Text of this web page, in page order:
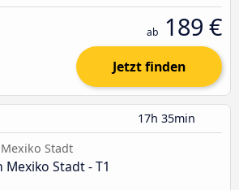
ab 189 €
Jetzt finden
17h 35min
Stadt
Mexiko Stadt - T1